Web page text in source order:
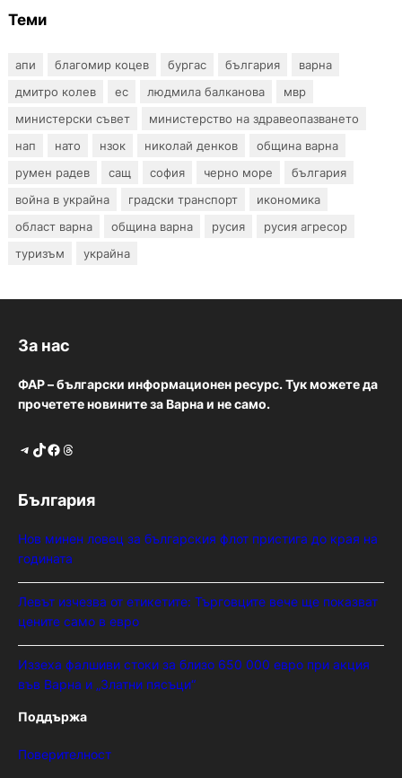
Теми
апи благомир коцев бургас българия
варна
дмитро колев
ес людмила балканова
мвр
министерски съвет
министерство на здравеопазването
нап
нато нзок николай денков
община варна
румен радев
сащ софия черно море
българия
война в украйна
градски транспорт
икономика
област варна
община варна русия
русия агресор
туризъм
украйна
За нас
ФАР – български информационен ресурс. Тук можете да
прочетете новините за Варна и не само.
Telegram TikTok Facebook Threads
България
Нов минен ловец за българския флот пристига до края на
годината
Левът изчезва от етикетите: Търговците вече ще показват
цените само в евро
Иззеха фалшиви стоки за близо 650 000 евро при акция
във Варна и „Златни пясъци“
Поддържа
Поверителност